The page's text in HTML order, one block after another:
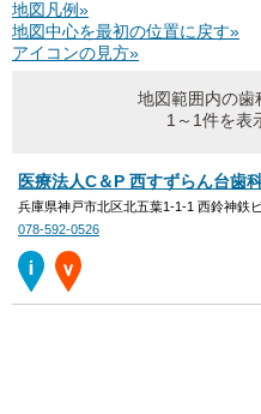
地図凡例»
地図中心を最初の位置に戻す»
アイコンの見方»
地図範囲内の歯
1～1件を表
医療法人C＆P 西すずらん台歯
兵庫県神戸市北区北五葉1-1-1 西鈴神鉄
078-592-0526